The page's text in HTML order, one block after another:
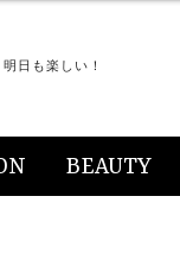
日も楽しい！
BEAUTY